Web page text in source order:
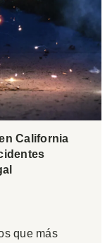
California
que más